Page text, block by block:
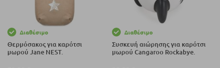
Διαθέσιμο
Θερμόσακος για καρότσι
μωρού Jane NEST.
Διαθέσιμο
Συσκευή αιώρησης για καρότσι
μωρού Cangaroo Rockabye.